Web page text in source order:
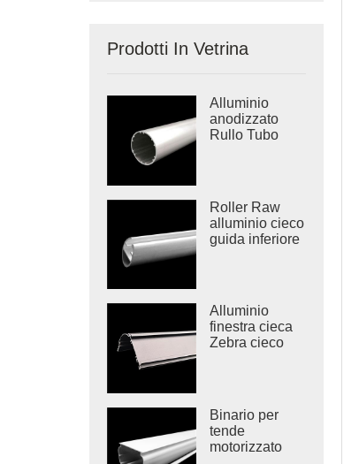
Prodotti In Vetrina
Alluminio
anodizzato
Rullo Tubo
Roller Raw
alluminio cieco
guida inferiore
Alluminio
finestra cieca
Zebra cieco
Binario per
tende
motorizzato